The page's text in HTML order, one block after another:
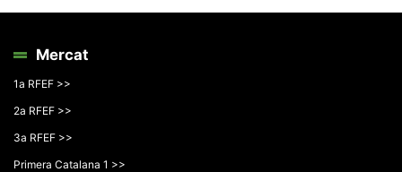
Mercat
1a RFEF >>
2a RFEF >>
3a RFEF >>
Primera Catalana 1 >>